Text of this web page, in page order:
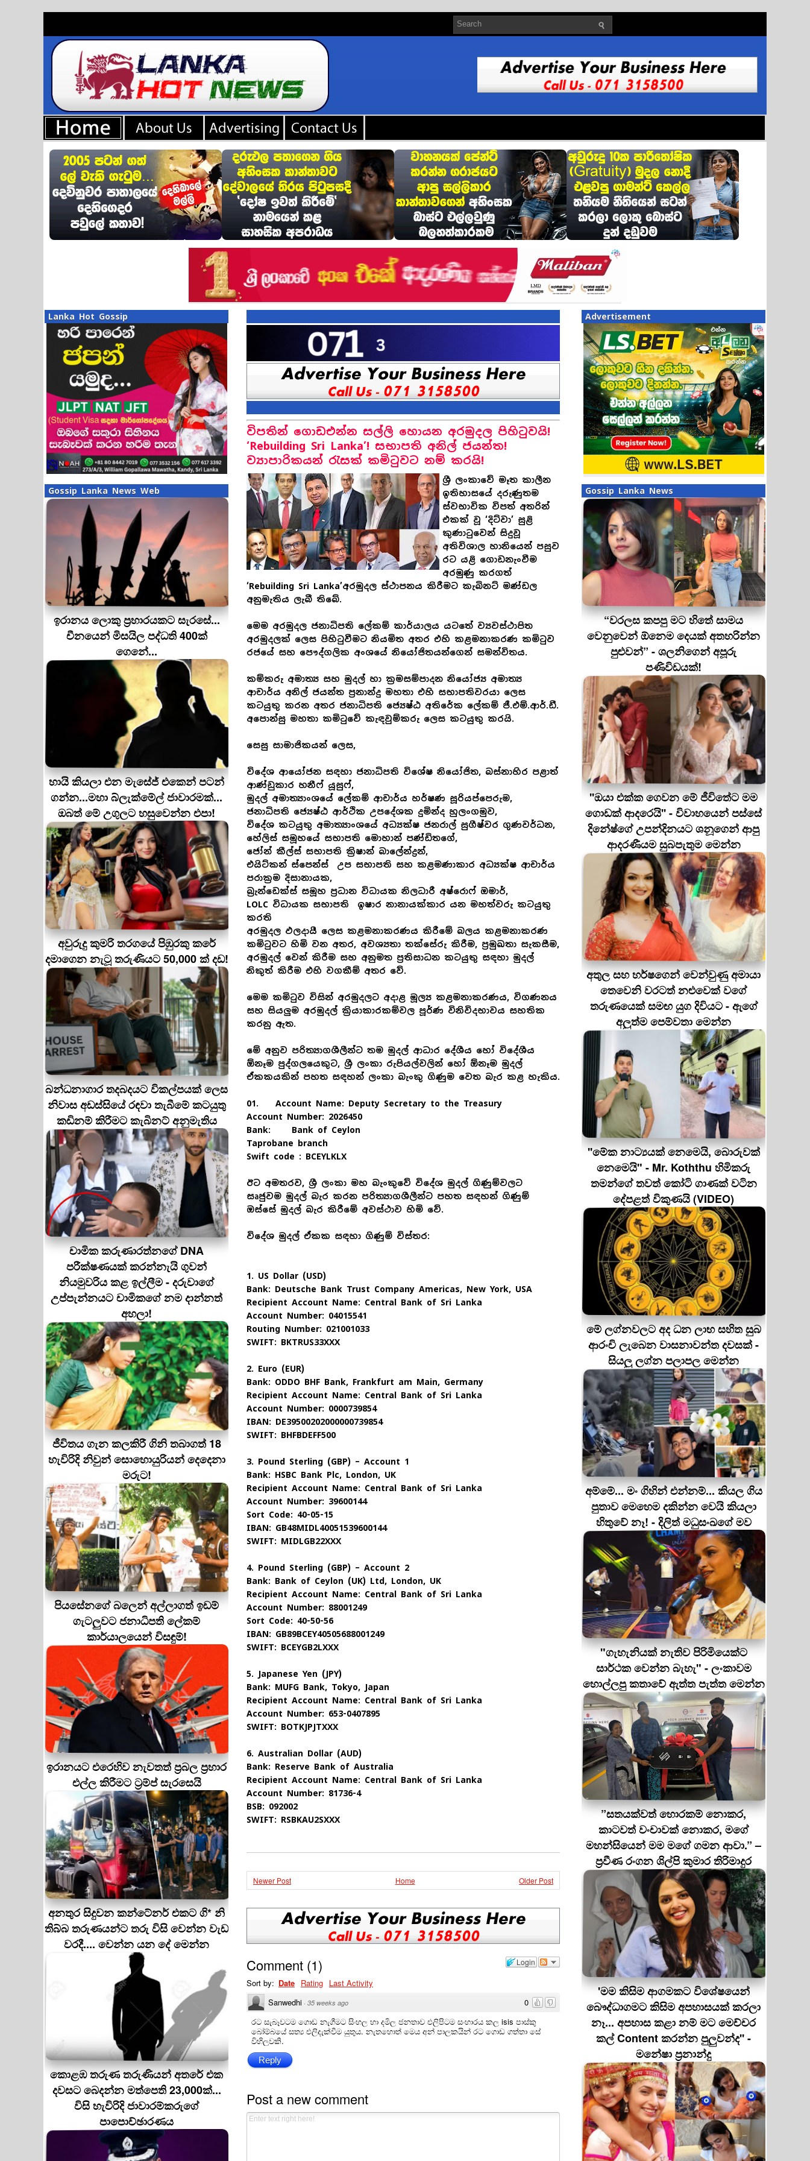
Lanka Hot Gossip
Gossip Lanka News Web
ඉරානය ලොකු ප‍්‍රහාරයකට සැරසේ...
චීනයෙන් මිසයිල පද්ධති 400ක්
ගෙනේ...
හායි කියලා එන මැසේජ් එකෙන් පටන්
ගන්න...මහා බ්ලැක්මේල් ජාවාරමක්...
ඔබත් මේ උගුලට හසුවෙන්න එපා!
අවුරුදු කුමරි තරගයේ පිඹුරකු කරේ
දමාගෙන නැටූ තරුණියට 50,000 ක් දඩ!
බන්ධනාගාර තදබදයට විකල්පයක් ලෙස
නිවාස අඩස්සියේ රඳවා තැබීමේ කටයුතු
කඩිනම් කිරීමට කැබිනට් අනුමැතිය
චාමික කරුණාරත්නගේ DNA
පරීක්ෂණයක් කරන්නැයි ගුවන්
නියමුවරිය කළ ඉල්ලීම - දරුවාගේ
උප්පැන්නයට චාමිකගේ නම දාන්නත්
අහලා!
ජීවිතය ගැන කලකිරී ගිනි තබාගත් 18
හැවිරිදි නිවුන් සොහොයුරියන් දෙදෙනා
මරුට!
පියසේනගේ බලෙන් අල්ලාගත් ඉඩම්
ගැටලුවට ජනාධිපති ලේකම්
කාර්යාලයෙන් විසඳුම්!
ඉරානයට එරෙහිව නැවතත් ප්‍රබල ප්‍රහාර
එල්ල කිරීමට ට්‍රම්ප් සැරසෙයි
අනතුර සිදුවන කන්ටේනර් එකට ගි* නි
තිබ්බ තරුණයන්ට තරු විසි වෙන්න වැඩ
වරදී.... වෙන්න යන දේ මෙන්න
කොළඹ තරුණ තරුණියන් අතරේ එක
දවසට බෙදන්න මත්පෙති 23,000ක්...
විසි හැවිරිදි ජාවාරම්කරුගේ
පාපොච්ඡාරණය
විපතින් ගොඩඑන්න සල්ලි හොයන අරමුදල පිහිටුවයි!
‘Rebuilding Sri Lanka’! සභාපති අනිල් ජයන්ත!
ව්‍යාපාරිකයන් රැසක් කමිටුවට නම් කරයි!
ශ්‍රී ලංකාවේ මෑත කාලීන
ඉතිහාසයේ දරුණුතම
ස්වභාවික විපත් අතරින්
එකක් වූ ‘දිට්වා’ සුළි
කුණාටුවෙන් සිදුවූ
අතිවිශාල හානියෙන් පසුව
රට යළි ගොඩනැංවීම
අරමුණු කරගත්
‘Rebuilding Sri Lanka’අරමුදල ස්ථාපනය කිරීමට කැබිනට් මණ්ඩල
අනුමැතිය ලැබී තිබේ.
මෙම අරමුදල ජනාධිපති ලේකම් කාර්යාලය යටතේ ව්‍යවස්ථාපිත
අරමුදලක් ලෙස පිහිටුවීමට නියමිත අතර එහි කළමනාකරණ කමිටුව
රජයේ සහ පෞද්ගලික අංශයේ නියෝජිතයන්ගෙන් සමන්විතය.
කම්කරු අමාත්‍ය සහ මුදල් හා ක්‍රමසම්පාදන නියෝජ්‍ය අමාත්‍ය
ආචාර්ය අනිල් ජයන්ත ප්‍රනාන්දු මහතා එහි සභාපතිවරයා ලෙස
කටයුතු කරන අතර ජනාධිපති ජ්‍යෙෂ්ඨ අතිරේක ලේකම් ජී.එම්.ආර්.ඩී.
අපොන්සු මහතා කමිටුවේ කැඳවුම්කරු ලෙස කටයුතු කරයි.
සෙසු සාමාජිකයන් ලෙස,
විදේශ ආයෝජන සඳහා ජනාධිපති විශේෂ නියෝජිත, බස්නාහිර පළාත්
ආණ්ඩුකාර හනීෆ් යූසුෆ්,
මුදල් අමාත්‍යාංශයේ ලේකම් ආචාර්ය හර්ෂණ සූරියප්පෙරුම,
ජනාධිපති ජ්‍යෙෂ්ඨ ආර්ථික උපදේශක දුමින්ද හුලංගමුව,
විදේශ කටයුතු අමාත්‍යාංශයේ අධ්‍යක්ෂ ජනරාල් සුගීෂ්වර ගුණවර්ධන,
හේලිස් සමූහයේ සභාපති මොහාන් පණ්ඩිතගේ,
ජෝන් කීල්ස් සභාපති ක්‍රිෂාන් බාලේන්ද්‍රන්,
එයිට්කන් ස්පෙන්ස් උප සභාපති සහ කළමණාකාර අධ්‍යක්ෂ ආචාර්ය
පරාක්‍රම දිසානායක,
බ්‍රැන්ඩෙක්ස් සමූහ ප්‍රධාන විධායක නිලධාරී අෂ්රොෆ් ඔමාර්,
LOLC විධායක සභාපති ඉෂාර නානායක්කාර යන මහත්වරු කටයුතු
කරති
අරමුදල ඵලදායී ලෙස කළමනාකරණය කිරීමේ බලය කළමනාකරණ
කමිටුවට හිමි වන අතර, අවශ්‍යතා තක්සේරු කිරීම, ප්‍රමුඛතා සැකසීම,
අරමුදල් වෙන් කිරීම සහ අනුමත ප්‍රතිසාධන කටයුතු සඳහා මුදල්
නිකුත් කිරීම එහි වගකීම් අතර වේ.
මෙම කමිටුව විසින් අරමුදලට අදාළ මූල්‍ය කළමනාකරණය, විගණනය
සහ සියලුම අරමුදල් ක්‍රියාකාරකම්වල පූර්ණ විනිවිදභාවය සහතික
කරනු ඇත.
මේ අනුව පරිත්‍යාගශීලීන්ට තම මුදල් ආධාර දේශීය හෝ විදේශීය
ඕනෑම පුද්ගලයෙකුට, ශ්‍රී ලංකා රුපියල්වලින් හෝ ඕනෑම මුදල්
ඒකකයකින් පහත සඳහන් ලංකා බැංකු ගිණුම වෙත බැර කළ හැකිය.
01. Account Name: Deputy Secretary to the Treasury
Account Number: 2026450
Bank: Bank of Ceylon
Taprobane branch
Swift code : BCEYLKLX
ඊට අමතරව, ශ්‍රී ලංකා මහ බැංකුවේ විදේශ මුදල් ගිණුම්වලට
සෘජුවම මුදල් බැර කරන පරිත්‍යාගශීලීන්ට පහත සඳහන් ගිණුම්
ඔස්සේ මුදල් බැර කිරීමේ අවස්ථාව හිමි වේ.
විදේශ මුදල් ඒකක සඳහා ගිණුම් විස්තර:
1. US Dollar (USD)
Bank: Deutsche Bank Trust Company Americas, New York, USA
Recipient Account Name: Central Bank of Sri Lanka
Account Number: 04015541
Routing Number: 021001033
SWIFT: BKTRUS33XXX
2. Euro (EUR)
Bank: ODDO BHF Bank, Frankfurt am Main, Germany
Recipient Account Name: Central Bank of Sri Lanka
Account Number: 0000739854
IBAN: DE39500202000000739854
SWIFT: BHFBDEFF500
3. Pound Sterling (GBP) – Account 1
Bank: HSBC Bank Plc, London, UK
Recipient Account Name: Central Bank of Sri Lanka
Account Number: 39600144
Sort Code: 40-05-15
IBAN: GB48MIDL40051539600144
SWIFT: MIDLGB22XXX
4. Pound Sterling (GBP) – Account 2
Bank: Bank of Ceylon (UK) Ltd, London, UK
Recipient Account Name: Central Bank of Sri Lanka
Account Number: 88001249
Sort Code: 40-50-56
IBAN: GB89BCEY40505688001249
SWIFT: BCEYGB2LXXX
5. Japanese Yen (JPY)
Bank: MUFG Bank, Tokyo, Japan
Recipient Account Name: Central Bank of Sri Lanka
Account Number: 653-0407895
SWIFT: BOTKJPJTXXX
6. Australian Dollar (AUD)
Bank: Reserve Bank of Australia
Recipient Account Name: Central Bank of Sri Lanka
Account Number: 81736-4
BSB: 092002
SWIFT: RSBKAU2SXXX
Newer Post Older Post
Home
Login
Comment (1)
Sort by: Date Rating Last Activity
0
Sanwedhi · 35 weeks ago
රට සැබෑවටම ගොඩ නැගීමට සිංහල හා දමිල ජනතාව එලිපිටම සංහාරය කල isis පාස්කු
බෝම්බයේ සත්‍ය එලිදැක්වීම යුතුය. නැතහොත් මෙය අන් පාලකයින් රට ගොඩ ගත්තා සේ
විහිලුවකි.
Reply
Post a new comment
Advertisement
Gossip Lanka News
“වරලස කපපු මට හිතේ සාමය
වෙනුවෙන් ඕනෙම දෙයක් අතහරින්න
පුළුවන්” - ශලනිගෙන් අපූරු
පණිවිඩයක්!
''ඔයා එක්ක ගෙවන මේ ජීවිතේට මම
ගොඩක් ආදරෙයි'' - විවාහයෙන් පස්සේ
දිනේෂ්ගේ උපන්දිනයට ශනූගෙන් ආපු
ආදරණීයම සුබපැතුම මෙන්න
අතුල සහ හර්ෂගෙන් වෙන්වුණු අමායා
තෙවෙනි වරටත් නළුවෙක් වගේ
තරුණයෙක් සමඟ යුග දිවියට - ඇගේ
අලුත්ම පෙම්වතා මෙන්න
''මේක නාට්‍යයක් නෙමෙයි, බොරුවක්
නෙමෙයි" - Mr. Koththu හිමිකරු
තමන්ගේ තවත් කෝටි ගාණක් වටින
දේපළත් විකුණයි (VIDEO)
මේ ලග්නවලට අද ධන ලාභ සහිත සුබ
ආරංචි ලැබෙන වාසනාවන්ත දවසක් -
සියලු ලග්න පලාපල මෙන්න
අම්මේ... මං ගිහින් එන්නම්... කියල ගිය
පුතාව මෙහෙම දකින්න වෙයි කියලා
හිතුවේ නෑ! - දිලිත් මධුසංඛගේ මව
"ගැහැනියක් නැතිව පිරිමියෙක්ට
සාර්ථක වෙන්න බැහැ" - ලංකාවම
හොල්ලපු කතාවේ ඇත්ත පැත්ත මෙන්න
”සතයක්වත් හොරකම් නොකර,
කාටවත් වංචාවක් නොකර, මගේ
මහන්සියෙන් මම මගේ ගමන ආවා.” –
ප්‍රවීණ රංගන ශිල්පි කුමාර තිරිමාදුර
'මම කිසිම ආගමකට විශේෂයෙන්
බෞද්ධාගමට කිසිම අපහාසයක් කරලා
නෑ... අපහාස කළා නම් මට මෙච්චර
කල් Content කරන්න පුලුවන්ද'' -
මනේෂා ප්‍රනාන්දු